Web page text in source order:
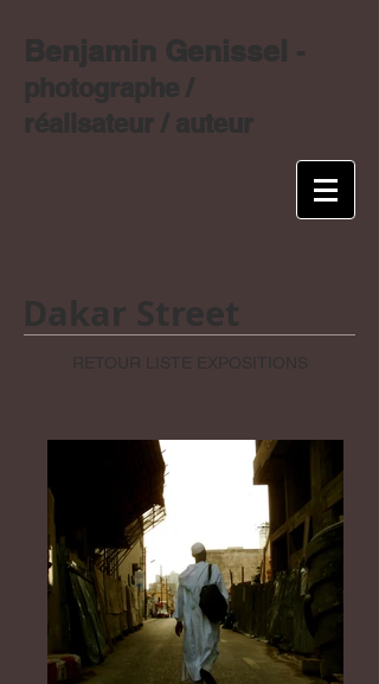
Benjamin Genissel -
photographe /
réalisateur / auteur
Dakar Street
RETOUR LISTE EXPOSITIONS